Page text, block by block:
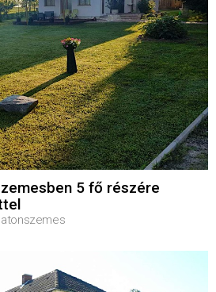
5 fő részére